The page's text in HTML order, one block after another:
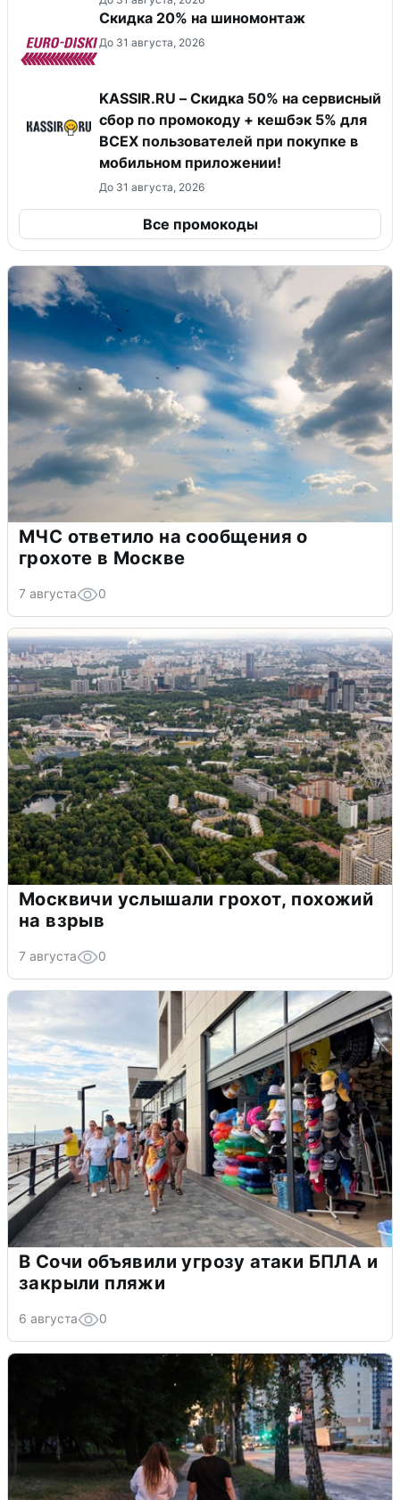
Скидка 20% на шиномонтаж
До 31 августа, 2026
KASSIR.RU – Скидка 50% на сервисный
сбор по промокоду + кешбэк 5% для
ВСЕХ пользователей при покупке в
мобильном приложении!
До 31 августа, 2026
Все промокоды
МЧС ответило на сообщения о
грохоте в Москве
7 августа 0
Москвичи услышали грохот, похожий
на взрыв
7 августа 0
В Сочи объявили угрозу атаки БПЛА и
закрыли пляжи
6 августа 0